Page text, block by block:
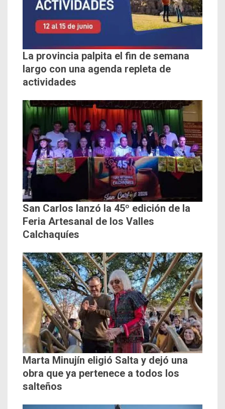
La provincia palpita el fin de semana
largo con una agenda repleta de
actividades
San Carlos lanzó la 45º edición de la
Feria Artesanal de los Valles
Calchaquíes
Marta Minujín eligió Salta y dejó una
obra que ya pertenece a todos los
salteños